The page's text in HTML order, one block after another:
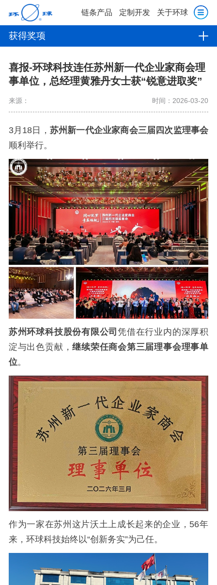
链条产品 定制开发 关于环球
获得奖项
喜报-环球科技连任苏州新一代企业家商会理
事单位，总经理黄雅丹女士获“锐意进取奖”
来源： 时间：2026-03-20
3月18日， 苏州新一代企业家商会三届四次监理事会
顺利举行。
苏州环球科技股份有限公司凭借在行业内的深厚积
淀与出色贡献，继续荣任商会第三届理事会理事单
位。
作为一家在苏州这片沃土上成长起来的企业，56年
来，环球科技始终以“创新务实”为己任。